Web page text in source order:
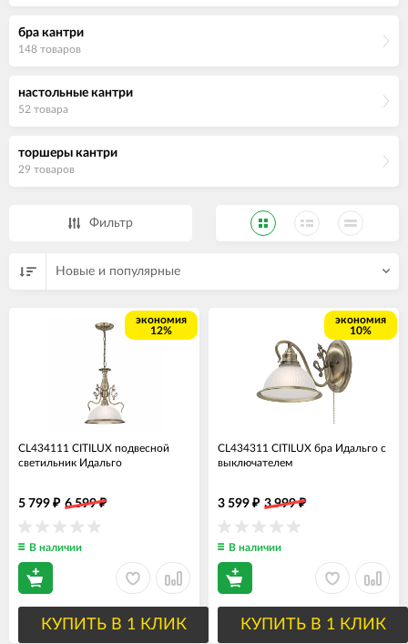
бра кантри
148 товаров
настольные кантри
52 товара
торшеры кантри
29 товаров
Фильтр
Новые и популярные
экономия
12%
CL434111 CITILUX подвесной
светильник Идальго
5 799 ₽ 6 599₽
В наличии
КУПИТЬ В 1 КЛИК
экономия
10%
CL434311 CITILUX бра Идальго с
выключателем
3 599 ₽ 3 999₽
В наличии
КУПИТЬ В 1 КЛИК